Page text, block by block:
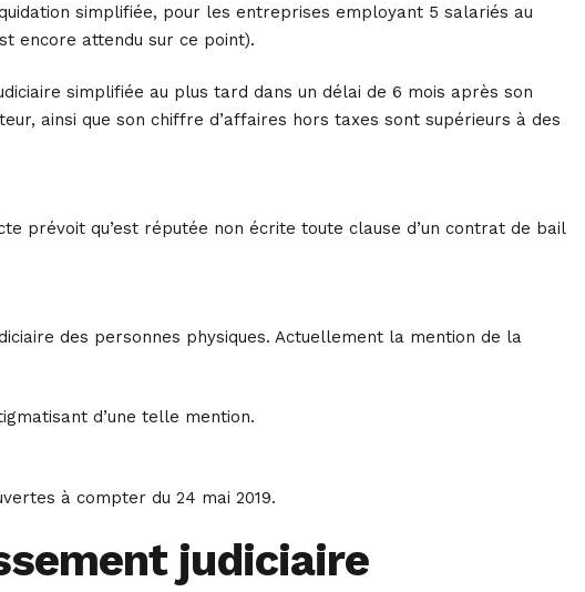
simplifiée, pour les entreprises employant 5 salariés au
encore attendu sur ce point).
simplifiée au plus tard dans un délai de 6 mois après son
ainsi que son chiffre d’affaires hors taxes sont supérieurs à des
prévoit qu’est réputée non écrite toute clause d’un contrat de bail
des personnes physiques. Actuellement la mention de la
d’une telle mention.
à compter du 24 mai 2019.
judiciaire